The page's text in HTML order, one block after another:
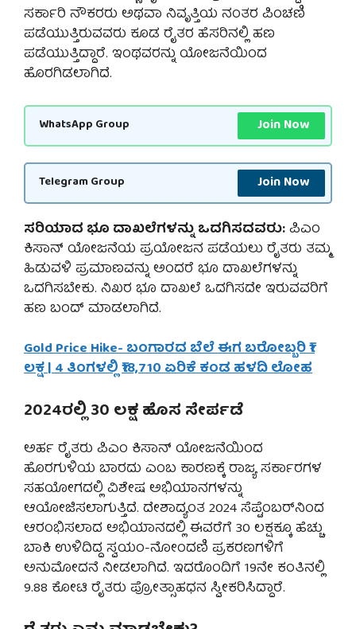
ಸರ್ಕಾರಿ ನೌಕರರು ಅಥವಾ ನಿವೃತ್ತಿಯ ನಂತರ ಪಿಂಚಣಿ
ಪಡೆಯುತ್ತಿರುವವರು ಕೂಡ ರೈತರ ಹೆಸರಿನಲ್ಲಿ ಹಣ
ಪಡೆಯುತ್ತಿದ್ದಾರೆ. ಇಂಥವರನ್ನು ಯೋಜನೆಯಿಂದ
ಹೊರಗಿಡಲಾಗಿದೆ.
WhatsApp Group Join Now
Telegram Group Join Now
ಸರಿಯಾದ ಭೂ ದಾಖಲೆಗಳನ್ನು ಒದಗಿಸದವರು:ಪಿಎಂ
ಕಿಸಾನ್ ಯೋಜನೆಯ ಪ್ರಯೋಜನ ಪಡೆಯಲು ರೈತರು ತಮ್ಮ
ಹಿಡುವಳಿ ಪ್ರಮಾಣವನ್ನು ಅಂದರೆ ಭೂ ದಾಖಲೆಗಳನ್ನು
ಒದಗಿಸಬೇಕು. ನಿಖರ ಭೂ ದಾಖಲೆ ಒದಗಿಸದೇ ಇರುವವರಿಗೆ
ಹಣ ಬಂದ್ ಮಾಡಲಾಗಿದೆ.
Gold Price Hike- ಬಂಗಾರದ ಬೆಲೆ ಈಗ ಬರೋಬ್ಬರಿ ₹1
ಲಕ್ಷ | 4 ತಿಂಗಳಲ್ಲಿ ₹18,710 ಏರಿಕೆ ಕಂಡ ಹಳದಿ ಲೋಹ
2024ರಲ್ಲಿ 30 ಲಕ್ಷ ಹೊಸ ಸೇರ್ಪಡೆ
ಅರ್ಹ ರೈತರು ಪಿಎಂ ಕಿಸಾನ್ ಯೋಜನೆಯಿಂದ
ಹೊರಗುಳಿಯ ಬಾರದು ಎಂಬ ಕಾರಣಕ್ಕೆ ರಾಜ್ಯ ಸರ್ಕಾರಗಳ
ಸಹಯೋಗದಲ್ಲಿ ವಿಶೇಷ ಅಭಿಯಾನಗಳನ್ನು
ಆಯೋಜಿಸಲಾಗುತ್ತಿದೆ. ದೇಶಾದ್ಯಂತ 2024 ಸೆಪ್ಟೆಂಬರ್‌ನಿಂದ
ಆರಂಭಿಸಲಾದ ಅಭಿಯಾನದಲ್ಲಿ ಈವರೆಗೆ 30 ಲಕ್ಷಕ್ಕೂ ಹೆಚ್ಚು
ಬಾಕಿ ಉಳಿದಿದ್ದ ಸ್ವಯಂ-ನೋಂದಣಿ ಪ್ರಕರಣಗಳಿಗೆ
ಅನುಮೋದನೆ ನೀಡಲಾಗಿದೆ. ಇದರೊಂದಿಗೆ 19ನೇ ಕಂತಿನಲ್ಲಿ
9.88 ಕೋಟಿ ರೈತರು ಪ್ರೋತ್ಸಾಹಧನ ಸ್ವೀಕರಿಸಿದ್ದಾರೆ.